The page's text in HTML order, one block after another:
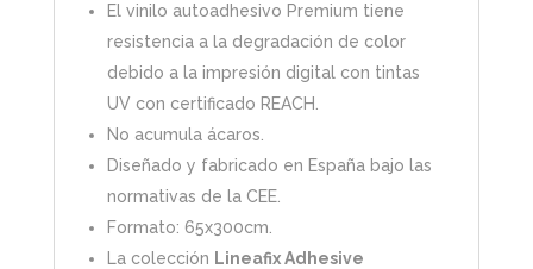
El vinilo autoadhesivo Premium tiene
resistencia a la degradación de color
debido a la impresión digital con tintas
UV con certificado REACH.
No acumula ácaros.
Diseñado y fabricado en España bajo las
normativas de la CEE.
Formato: 65x300cm.
La colección Lineafix Adhesive